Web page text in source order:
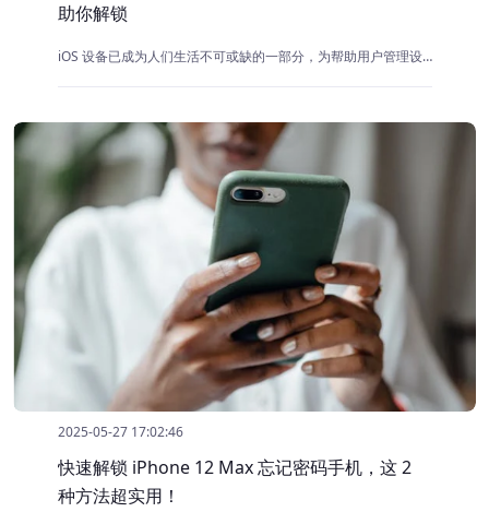
助你解锁
iOS 设备已成为人们生活不可或缺的一部分，为帮助用户管理设备使用时长，苹果推出了屏幕使用时间功能。设置密码后，可防止他人随意更改使用时间限制，增强对设备使用的管控。但有时我们会遗忘这个密码，给使用带来不便。
2025-05-27 17:02:46
快速解锁 iPhone 12 Max 忘记密码手机，这 2
种方法超实用！